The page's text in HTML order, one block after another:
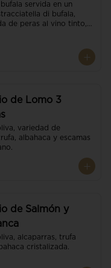
servida en un
di bufala,
de peras al vino tinto,
de balsámico.
de Lomo 3
variedad de
albahaca y escamas
de Salmón y
alcaparras, trufa
cristalizada.